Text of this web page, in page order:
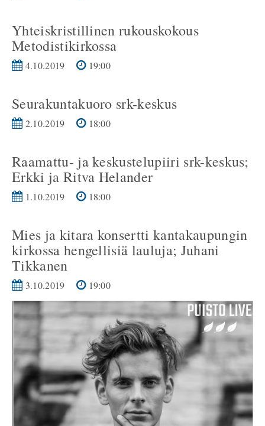
Yhteiskristillinen rukouskokous
Metodistikirkossa
4.10.2019 19:00
Seurakuntakuoro srk-keskus
2.10.2019 18:00
Raamattu- ja keskustelupiiri srk-keskus;
Erkki ja Ritva Helander
1.10.2019 18:00
Mies ja kitara konsertti kantakaupungin
kirkossa hengellisiä lauluja; Juhani
Tikkanen
3.10.2019 19:00